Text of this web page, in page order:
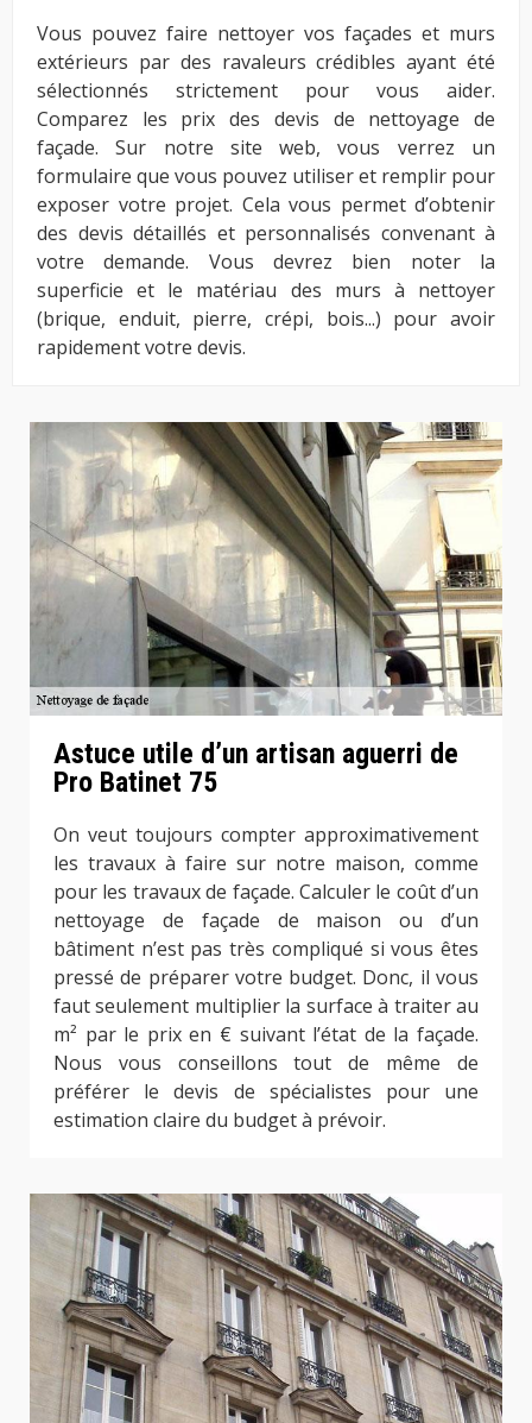
Vous pouvez faire nettoyer vos façades et murs
extérieurs par des ravaleurs crédibles ayant été
sélectionnés strictement pour vous aider.
Comparez les prix des devis de nettoyage de
façade. Sur notre site web, vous verrez un
formulaire que vous pouvez utiliser et remplir pour
exposer votre projet. Cela vous permet d’obtenir
des devis détaillés et personnalisés convenant à
votre demande. Vous devrez bien noter la
superficie et le matériau des murs à nettoyer
(brique, enduit, pierre, crépi, bois...) pour avoir
rapidement votre devis.
Astuce utile d’un artisan aguerri de
Pro Batinet 75
On veut toujours compter approximativement
les travaux à faire sur notre maison, comme
pour les travaux de façade. Calculer le coût d’un
nettoyage de façade de maison ou d’un
bâtiment n’est pas très compliqué si vous êtes
pressé de préparer votre budget. Donc, il vous
faut seulement multiplier la surface à traiter au
m² par le prix en € suivant l’état de la façade.
Nous vous conseillons tout de même de
préférer le devis de spécialistes pour une
estimation claire du budget à prévoir.